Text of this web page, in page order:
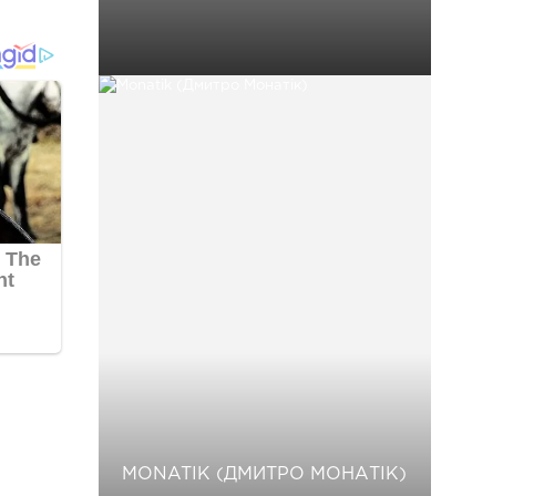
MONATIK (ДМИТРО МОНАТІК)